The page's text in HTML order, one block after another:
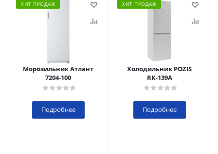
ХИТ ПРОДАЖ
Морозильник Атлант
7204-100
Подробнее
ХИТ ПРОДАЖ
Холодильник POZIS
RК-139А
Подробнее